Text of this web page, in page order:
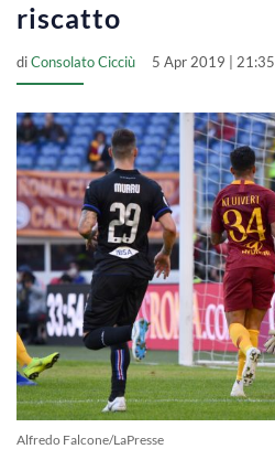
riscatto
diConsolato Cicciù 5 Apr 2019 | 21:35
Alfredo Falcone/LaPresse